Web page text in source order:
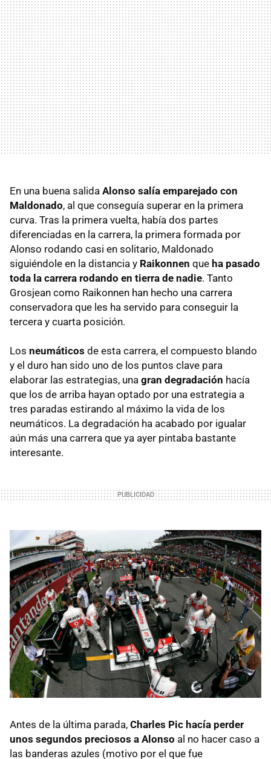
En una buena salida Alonso salía emparejado con
Maldonado, al que conseguía superar en la primera
curva. Tras la primera vuelta, había dos partes
diferenciadas en la carrera, la primera formada por
Alonso rodando casi en solitario, Maldonado
siguiéndole en la distancia y Raikonnen que ha pasado
toda la carrera rodando en tierra de nadie. Tanto
Grosjean como Raikonnen han hecho una carrera
conservadora que les ha servido para conseguir la
tercera y cuarta posición.
Los neumáticos de esta carrera, el compuesto blando
y el duro han sido uno de los puntos clave para
elaborar las estrategias, una gran degradación hacía
que los de arriba hayan optado por una estrategia a
tres paradas estirando al máximo la vida de los
neumáticos. La degradación ha acabado por igualar
aún más una carrera que ya ayer pintaba bastante
interesante.
Antes de la última parada, Charles Pic hacía perder
unos segundos preciosos a Alonso al no hacer caso a
las banderas azules (motivo por el que fue